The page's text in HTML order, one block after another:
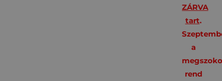
ZÁRVA
tart.
a
rend